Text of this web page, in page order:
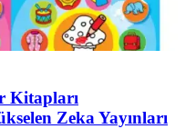
Kitapları
Zeka Yayınları